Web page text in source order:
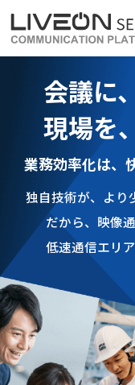
会議に
現場を
業務効率化は、
独自技術が、より
だから、映像
低速通信エリ